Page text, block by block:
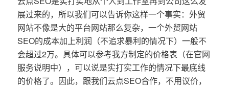
展过来的，所以我们可以告诉你这样一个事实：外贸
网站不像是大的平台网站那么复杂，一个外贸网站
SEO的成本加上利润（不追求暴利的情况下）一般不
会超过2万。具体可以参考我方制定的价格表（在官网
服务说明中），可以说是实打实工作的情况下最底线
的价格了。因此，跟我们云点SEO合作，不用议价，